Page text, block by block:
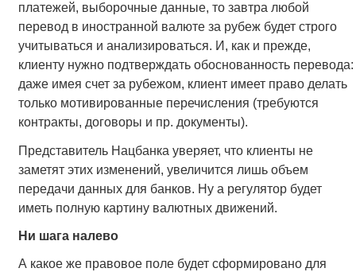
платежей, выборочные данные, то завтра любой
перевод в иностранной валюте за рубеж будет строго
учитываться и анализироваться. И, как и прежде,
клиенту нужно подтверждать обоснованность перевода:
даже имея счет за рубежом, клиент имеет право делать
только мотивированные перечисления (требуются
контракты, договоры и пр. документы).
Представитель Нацбанка уверяет, что клиенты не
заметят этих изменений, увеличится лишь объем
передачи данных для банков. Ну а регулятор будет
иметь полную картину валютных движений.
Ни шага налево
А какое же правовое поле будет сформировано для